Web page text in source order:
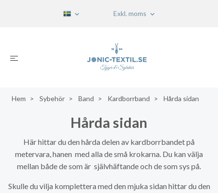
Exkl. moms
Hem Sybehör Band Kardborrband Hårda sidan
Hårda sidan
Här hittar du den hårda delen av kardborrbandet på
metervara, hanen med alla de små krokarna. Du kan välja
mellan både de som är självhäftande och de som sys på.
Skulle du vilja komplettera med den mjuka sidan hittar du den